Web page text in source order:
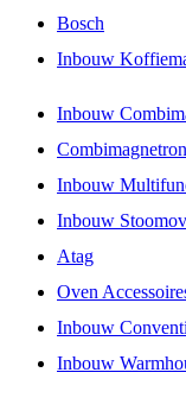
Bosch
Inbouw
Inbouw
Combimagnetron
Inbouw
Inbouw
Atag
Oven
Inbouw
Inbouw